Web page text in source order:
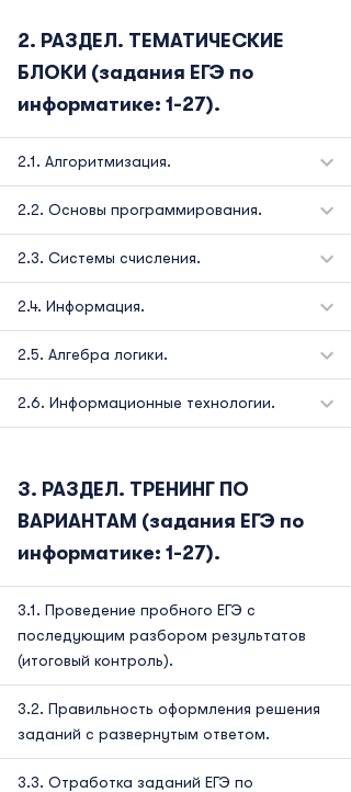
РАЗДЕЛ. ТЕМАТИЧЕСКИЕ
БЛОКИ (задания ЕГЭ по
информатике: 1-27).
Алгоритмизация.
Основы программирования.
Системы счисления.
Информация.
Алгебра логики.
Информационные технологии.
РАЗДЕЛ. ТРЕНИНГ ПО
ВАРИАНТАМ (задания ЕГЭ по
информатике: 1-27).
Проведение пробного ЕГЭ с
последующим разбором результатов
(итоговый контроль).
Правильность оформления решения
заданий с развернутым ответом.
Отработка заданий ЕГЭ по